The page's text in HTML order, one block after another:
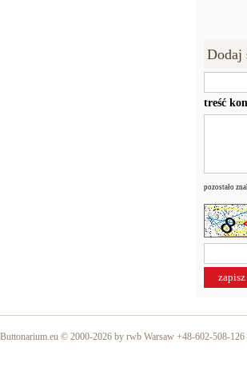
Dodaj
treść
pozostało
Buttonarium.eu © 2000-2026 by rwb Warsaw +48-602-508-126